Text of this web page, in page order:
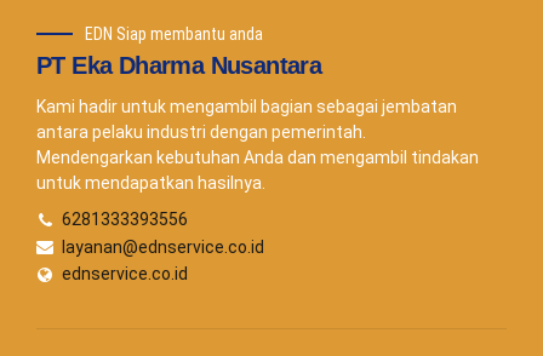
EDN Siap membantu anda
PT Eka Dharma Nusantara
Kami hadir untuk mengambil bagian sebagai jembatan
antara pelaku industri dengan pemerintah.
Mendengarkan kebutuhan Anda dan mengambil tindakan
untuk mendapatkan hasilnya.
6281333393556
layanan@ednservice.co.id
ednservice.co.id